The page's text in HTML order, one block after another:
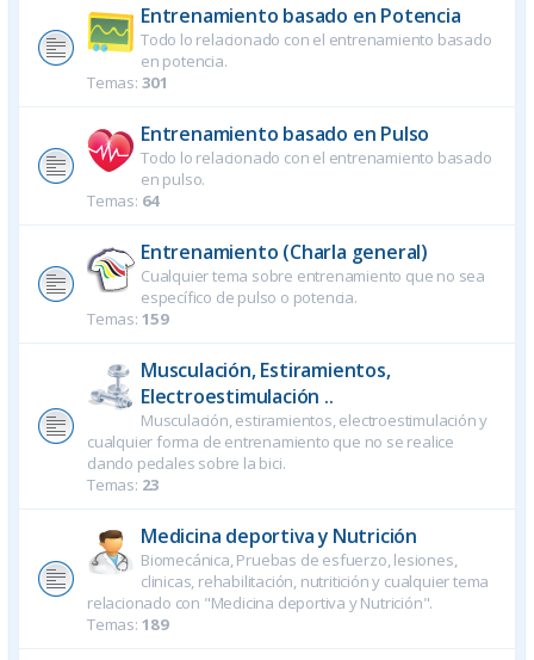
Entrenamiento basado en Potencia
Todo lo relacionado con el entrenamiento basado
en potencia.
Temas: 301
Entrenamiento basado en Pulso
Todo lo relacionado con el entrenamiento basado
en pulso.
Temas: 64
Entrenamiento (Charla general)
Cualquier tema sobre entrenamiento que no sea
específico de pulso o potencia.
Temas: 159
Musculación, Estiramientos,
Electroestimulación ..
Musculación, estiramientos, electroestimulación y
cualquier forma de entrenamiento que no se realice
dando pedales sobre la bici.
Temas: 23
Medicina deportiva y Nutrición
Biomecánica, Pruebas de esfuerzo, lesiones,
clinicas, rehabilitación, nutritición y cualquier tema
relacionado con "Medicina deportiva y Nutrición".
Temas: 189